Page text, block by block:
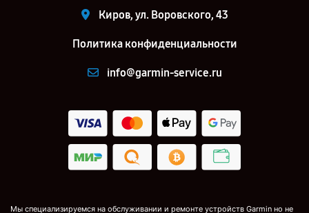
Киров, ул. Воровского, 43
Политика конфиденциальности
info@garmin-service.ru
Мы специализируемся на обслуживании и ремонте устройств Garmin но не